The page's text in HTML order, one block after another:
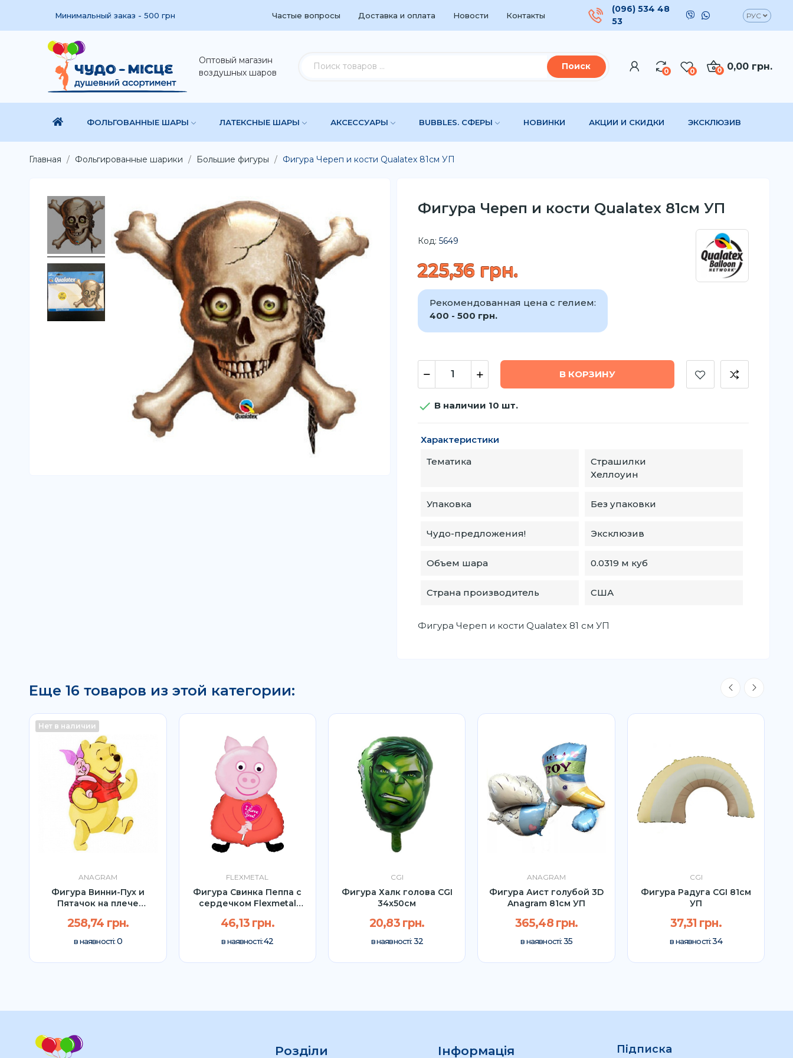
Минимальный заказ - 500 грн Частые вопросы Доставка и оплата Новости Контакты
(096) 534 48
53
РУС
Оптовый магазин
воздушных шаров
Поиск 0 0 0,00 грн.
0
ФОЛЬГОВАННЫЕ ШАРЫ ЛАТЕКСНЫЕ ШАРЫ АКСЕССУАРЫ BUBBLES. СФЕРЫ НОВИНКИ АКЦИИ И СКИДКИ ЭКСКЛЮЗИВ
Главная Фольгированные шарики Большие фигуры Фигура Череп и кости Qualatex 81см УП
Фигура Череп и кости Qualatex 81см УП
Код: 5649
225,36 грн.
Рекомендованная цена с гелием:
400 - 500 грн.
В КОРЗИНУ
 В наличии 10 шт.
Характеристики
Тематика
Страшилки
Хеллоуин
Упаковка Без упаковки
Чудо-предложения! Эксклюзив
Объем шара 0.0319 м куб
Страна производитель США
Фигура Череп и кости Qualatex 81 см УП
Еще 16 товаров из этой категории:
Нет в наличии
ANAGRAM
Фигура Винни-Пух и
Пятачок на плече
258,74 грн.
в наявності: 0
FLEXMETAL
Фигура Свинка Пеппа с
сердечком Flexmetal
46,13 грн.
в наявності:42
CGI
Фигура Халк голова CGI
34x50см
20,83 грн.
в наявності: 32
ANAGRAM
Фигура Аист голубой 3D
Anagram 81см УП
365,48 грн.
в наявності: 35
CGI
Фигура Радуга CGI 81см
УП
37,31 грн.
в наявності:34
Розділи Інформація Підписка